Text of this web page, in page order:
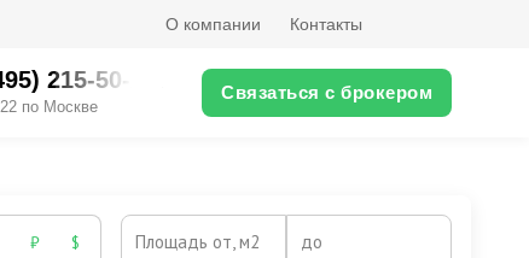
О компании Контакты
215-50-XX
по Москве
Связаться с брокером
₽ $ Площадь от, м2 до